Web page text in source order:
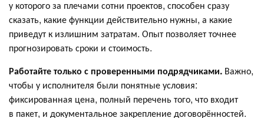
у которого за плечами сотни проектов, способен сразу
сказать, какие функции действительно нужны, а какие
приведут к излишним затратам. Опыт позволяет точнее
прогнозировать сроки и стоимость.
Работайте только с проверенными подрядчиками. Важно,
чтобы у исполнителя были понятные условия:
фиксированная цена, полный перечень того, что входит
в пакет, и документальное закрепление договорённостей.